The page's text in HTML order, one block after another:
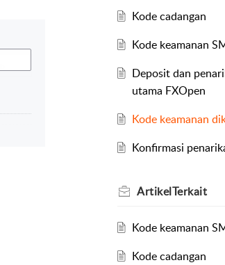
Kode cadangan
Kode keamanan
Deposit dan
utama FXOpen
Kode keamanan
Konfirmasi
ArtikelTerkait
Kode keamanan
Kode cadangan